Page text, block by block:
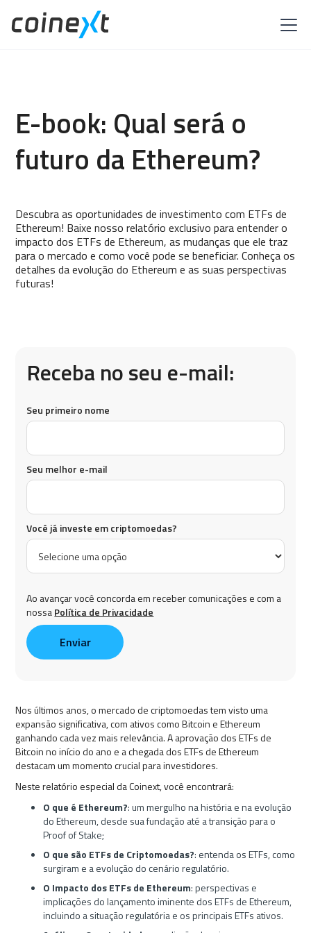
E-book: Qual será o
futuro da Ethereum?
Descubra as oportunidades de investimento com ETFs de
Ethereum! Baixe nosso relatório exclusivo para entender o
impacto dos ETFs de Ethereum, as mudanças que ele traz
para o mercado e como você pode se beneficiar. Conheça os
detalhes da evolução do Ethereum e as suas perspectivas
futuras!
Receba no seu e-mail:
Seu primeiro nome
Seu melhor e-mail
Você já investe em criptomoedas?
Ao avançar você concorda em receber comunicações e com a
nossaPolítica de Privacidade
Nos últimos anos, o mercado de criptomoedas tem visto uma
expansão significativa, com ativos como Bitcoin e Ethereum
ganhando cada vez mais relevância. A aprovação dos ETFs de
Bitcoin no início do ano e a chegada dos ETFs de Ethereum
destacam um momento crucial para investidores.
Neste relatório especial da Coinext, você encontrará:
O que é Ethereum?: um mergulho na história e na evolução
do Ethereum, desde sua fundação até a transição para o
Proof of Stake;
O que são ETFs de Criptomoedas?: entenda os ETFs, como
surgiram e a evolução do cenário regulatório.
O Impacto dos ETFs de Ethereum: perspectivas e
implicações do lançamento iminente dos ETFs de Ethereum,
incluindo a situação regulatória e os principais ETFs ativos.